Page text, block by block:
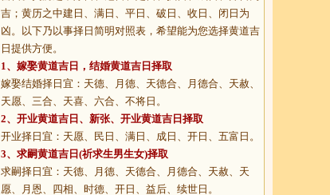
吉；黄历之中建日、满日、平日、破日、收日、闭日为
凶。以下乃以事择日简明对照表，希望能为您选择黄道吉
日提供方便。
1、 嫁娶黄道吉日 ，结婚黄道吉日择取
嫁娶结婚择日宜：天德、月德、天德合、月德合、天赦、
天愿、三合、天喜、六合、不将日。
2、 开业黄道吉日 、新张、开业黄道吉日择取
开业择日宜：天愿、民日、满日、成日、开日、五富日。
3、 求嗣黄道吉日 (祈求生男生女)择取
求嗣择日宜：天德、月德、天德合、月德合、天赦、天
愿、月恩、四相、时德、开日、益后、续世日。